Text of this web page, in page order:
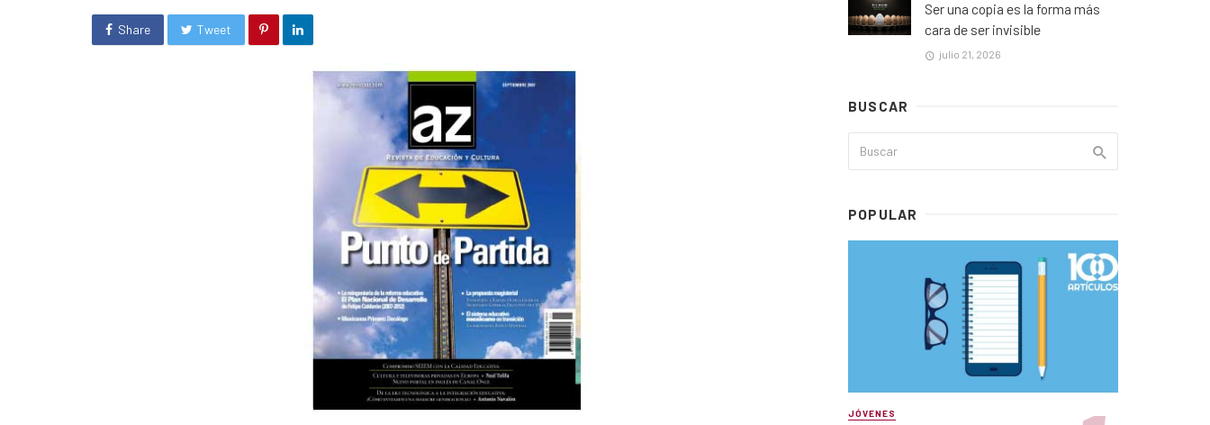
Share Tweet
Ser una copia es la forma más
cara de ser invisible
julio 21, 2026
BUSCAR
POPULAR
JÓVENES